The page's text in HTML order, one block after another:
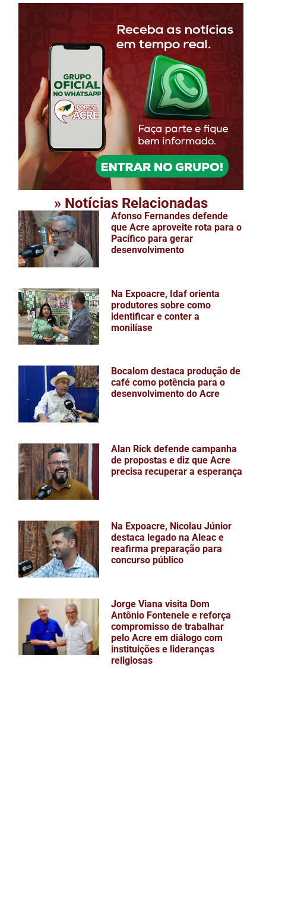
» Notícias Relacionadas
Afonso Fernandes defende
que Acre aproveite rota para o
Pacífico para gerar
desenvolvimento
Na Expoacre, Idaf orienta
produtores sobre como
identificar e conter a
monilíase
Bocalom destaca produção de
café como potência para o
desenvolvimento do Acre
Alan Rick defende campanha
de propostas e diz que Acre
precisa recuperar a esperança
Na Expoacre, Nicolau Júnior
destaca legado na Aleac e
reafirma preparação para
concurso público
Jorge Viana visita Dom
Antônio Fontenele e reforça
compromisso de trabalhar
pelo Acre em diálogo com
instituições e lideranças
religiosas